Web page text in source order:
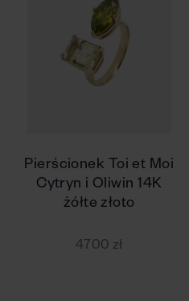
Pierścionek Toi et Moi
Cytryn i Oliwin 14K
żółte złoto
4700 zł